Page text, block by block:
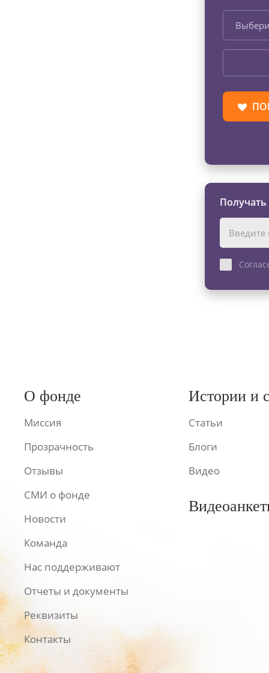
О фонде
Миссия
Прозрачность
Отзывы
СМИ о фонде
Новости
Команда
Нас поддерживают
Отчеты и документы
Реквизиты
Контакты
Истории и
Статьи
Блоги
Видео